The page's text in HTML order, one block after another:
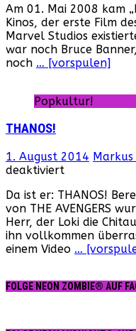
Jahre
Marvel
Cinematic
Universe!
Am 01. Mai 2008 kam
Kinos, der erste Film
Marvel Studios
war noch Bruce
noch … [vorspulen]
Popkultur!
THANOS!
1. August 2014
deaktiviertfür
Da ist er: THANOS!
von THE AVENGERS
Herr, der Loki die
ihn vollkommen
einem Video …
FOLGE NEON ZOMBIE® AUF